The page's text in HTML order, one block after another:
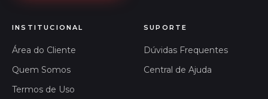
INSTITUCIONAL
Área do Cliente
Quem Somos
Termos de Uso
SUPORTE
Dúvidas Frequentes
Central de Ajuda